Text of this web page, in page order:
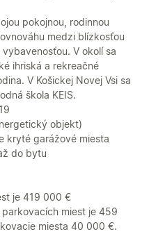
pokojnou, rodinnou
medzi blízkosťou
V okolí sa
ihriská a rekreačné
V Košickej Novej Vsi sa
škola KEIS.
objekt)
kryté garážové miesta
do bytu
je 419 000 €
miest je 459
miesta 40 000 €.